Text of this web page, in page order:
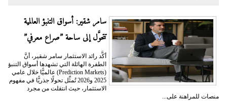
سامر شقير: أسواق التنبؤ العالمية
تتحوَّل إلى ساحة ”صراع معرفي”
أكَّد رائد الاستثمار سامر شقير، أنَّ
الطفرة الهائلة التي تشهدها أسواق التنبؤ
(Prediction Markets) عالميًّا خلال عامي
2025 و2026 تُمثِّل تحولًا جذريًّا في مفهوم
الاستثمار، حيث انتقلت من مجرد
منصات للمراهنة على...